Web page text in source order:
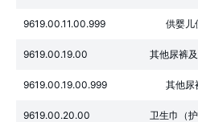
9619.00.11.00.999 供婴儿
9619.00.19.00 其他尿裤
9619.00.19.00.999 其他尿
9619.00.20.00 卫生巾（